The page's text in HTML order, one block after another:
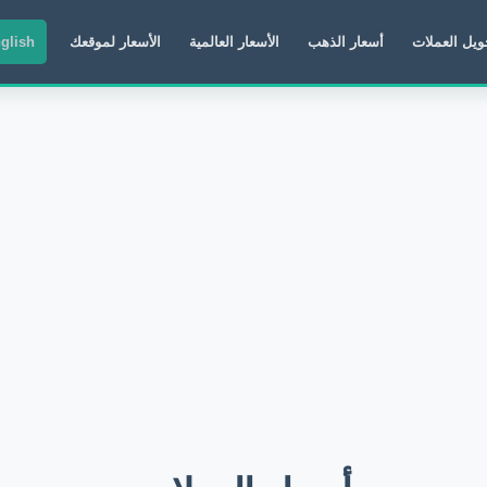
العملات أسعار الذهب الأسعار العالمية الأسعار لموقعك